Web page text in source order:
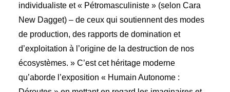
individualiste et « Pétromasculiniste » (selon Cara
New Dagget) – de ceux qui soutiennent des modes
de production, des rapports de domination et
d’exploitation à l’origine de la destruction de nos
écosystèmes. » C’est cet héritage moderne
qu’aborde l’exposition « Humain Autonome :